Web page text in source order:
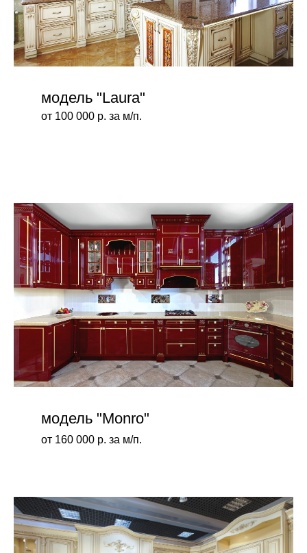
модель "Laura"
от 100 000 р. за м/п.
модель "Monro"
от 160 000 р. за м/п.